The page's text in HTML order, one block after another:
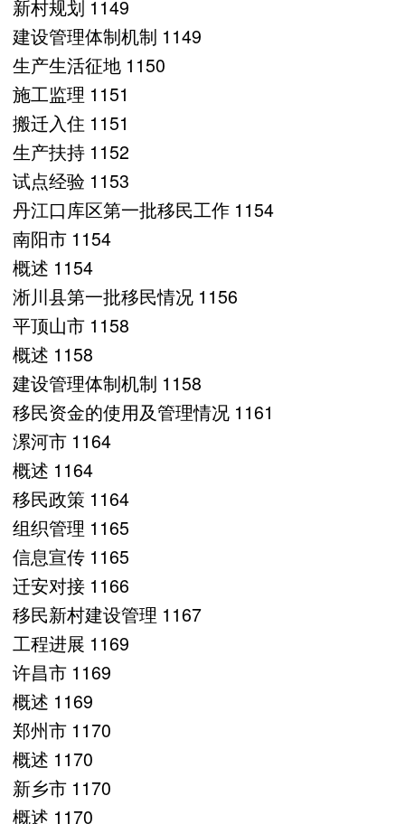
新村规划 1149
建设管理体制机制 1149
生产生活征地 1150
施工监理 1151
搬迁入住 1151
生产扶持 1152
试点经验 1153
丹江口库区第一批移民工作 1154
南阳市 1154
概述 1154
淅川县第一批移民情况 1156
平顶山市 1158
概述 1158
建设管理体制机制 1158
移民资金的使用及管理情况 1161
漯河市 1164
概述 1164
移民政策 1164
组织管理 1165
信息宣传 1165
迁安对接 1166
移民新村建设管理 1167
工程进展 1169
许昌市 1169
概述 1169
郑州市 1170
概述 1170
新乡市 1170
概述 1170